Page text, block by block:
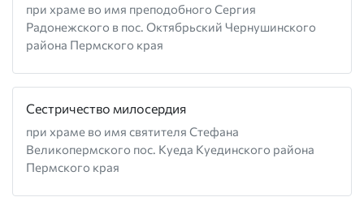
при храме во имя преподобного Сергия
Радонежского в пос. Октябрьский Чернушинского
района Пермского края
Сестричество милосердия
при храме во имя святителя Стефана
Великопермского пос. Куеда Куединского района
Пермского края